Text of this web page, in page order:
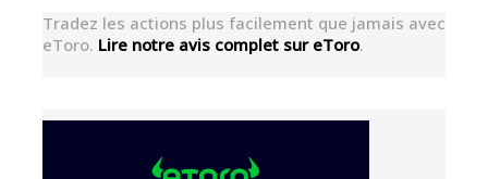
Tradez les actions plus facilement que jamais avec
eToro. Lire notre avis complet sur eToro.